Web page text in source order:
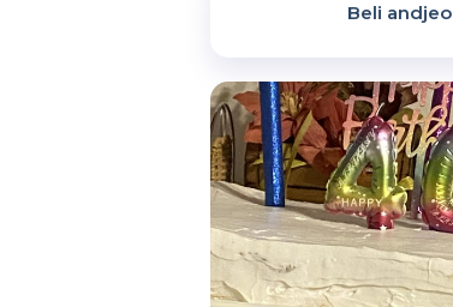
Beli andjeo